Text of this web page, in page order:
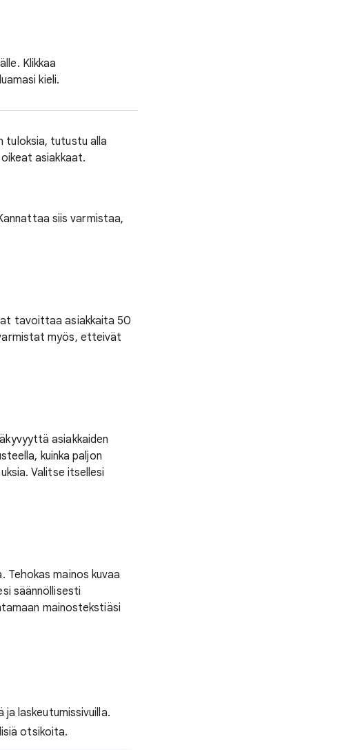
Klikkaa
kieli.
tuloksia, tutustu alla
asiakkaat.
siis varmistaa,
tavoittaa asiakkaita 50
myös, etteivät
asiakkaiden
kuinka paljon
Valitse itsellesi
mainos kuvaa
säännöllisesti
mainostekstiäsi
laskeutumissivuilla.
otsikoita.